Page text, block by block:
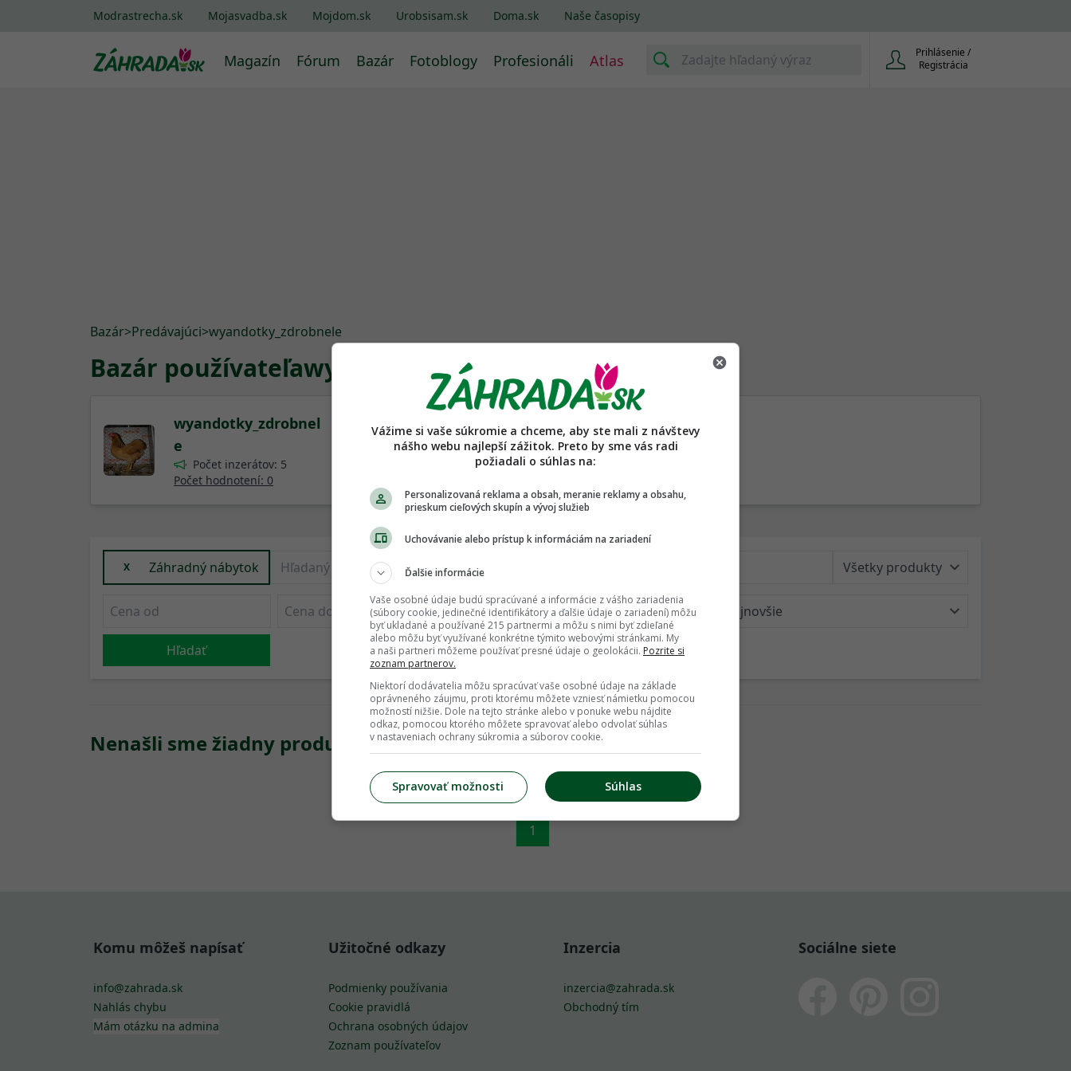
Modrastrecha.sk Mojasvadba.sk Mojdom.sk Urobsisam.sk Doma.sk Naše časopisy
Magazín Fórum Bazár Fotoblogy Profesionáli Atlas
Prihlásenie /
Registrácia
Bazár>Predávajúci>wyandotky_zdrobnele
Bazár používateľawyandotky_zdrobnele
wyandotky_zdrobnel
e
Počet inzerátov: 5
Počet hodnotení: 0
Predávajúci nemá vyplnený popis a pravidlá.
X Záhradný nábytok
Hľadať
Nenašli sme žiadny produkt
1
Komu môžeš napísať
info@zahrada.sk
Nahlás chybu
Mám otázku na admina
Užitočné odkazy
Podmienky používania
Cookie pravidlá
Ochrana osobných údajov
Zoznam používateľov
Inzercia
inzercia@zahrada.sk
Obchodný tím
Sociálne siete
Vážime si vaše súkromie a chceme, aby ste mali z návštevy
nášho webu najlepší zážitok. Preto by sme vás radi
požiadali o súhlas na:
Personalizovaná reklama a obsah, meranie reklamy a obsahu,
prieskum cieľových skupín a vývoj služieb
Uchovávanie alebo prístup k informáciám na zariadení
Ďalšie informácie
Vaše osobné údaje budú spracúvané a informácie z vášho zariadenia
(súbory cookie, jedinečné identifikátory a ďalšie údaje o zariadení) môžu
byť ukladané a používané 215 partnermi a môžu s nimi byť zdieľané
alebo môžu byť využívané konkrétne týmito webovými stránkami. My
a naši partneri môžeme používať presné údaje o geolokácii. Pozrite si
zoznam partnerov.
Niektorí dodávatelia môžu spracúvať vaše osobné údaje na základe
oprávneného záujmu, proti ktorému môžete vzniesť námietku pomocou
možností nižšie. Dole na tejto stránke alebo v ponuke webu nájdite
odkaz, pomocou ktorého môžete spravovať alebo odvolať súhlas
v nastaveniach ochrany súkromia a súborov cookie.
Súhlas
Spravovať možnosti